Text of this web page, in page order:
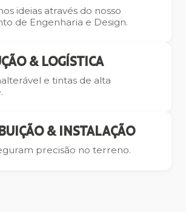
ideias através do nosso
de Engenharia e Design.
& LOGÍSTICA
e tintas de alta
& INSTALAÇÃO
precisão no terreno.